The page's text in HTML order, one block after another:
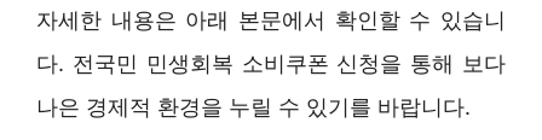
자세한 내용은 아래 본문에서 확인할 수 있습니
다. 전국민 민생회복 소비쿠폰 신청을 통해 보다
나은 경제적 환경을 누릴 수 있기를 바랍니다.